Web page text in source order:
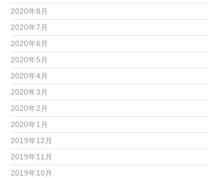
2020年8月
2020年7月
2020年6月
2020年5月
2020年4月
2020年3月
2020年2月
2020年1月
2019年12月
2019年11月
2019年10月